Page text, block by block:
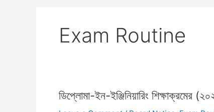
Exam Routine
ডিপ্লোমা-ইন-ইঞ্জিনিয়ারিং শিক্ষাক্রমের
ডিপ্লোমা-